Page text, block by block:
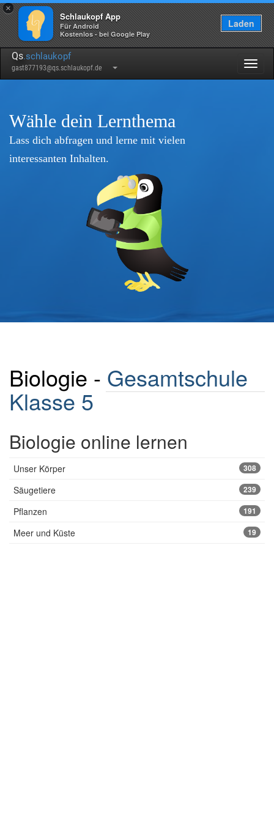
×
Schlaukopf App
Für Android
Kostenlos - bei Google Play
Laden
Qs.schlaukopf
gast877193@qs.schlaukopf.de
Wähle dein Lernthema
Lass dich abfragen und lerne mit vielen
interessanten Inhalten.
Biologie - Gesamtschule
Klasse 5
Biologie online lernen
Unser Körper 308
Säugetiere 239
Pflanzen 191
Meer und Küste 19